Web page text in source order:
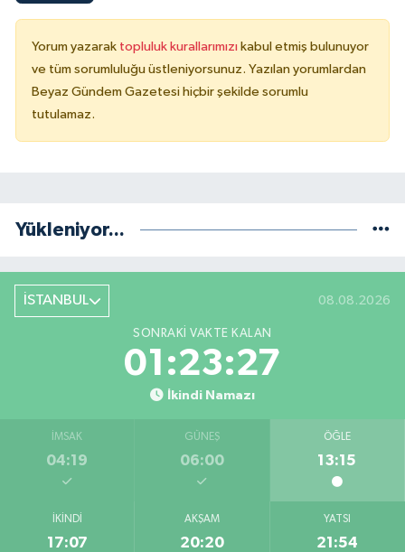
Yorum yazarak topluluk kurallarımızı kabul etmiş bulunuyor
ve tüm sorumluluğu üstleniyorsunuz. Yazılan yorumlardan
Beyaz Gündem Gazetesi hiçbir şekilde sorumlu
tutulamaz.
Yükleniyor...
İSTANBUL 08.08.2026
SONRAKI VAKTE KALAN
01:23:27
İkindi Namazı
İMSAK
04:19
GÜNEŞ
06:00
ÖĞLE
13:15
İKINDI
17:07
AKŞAM
20:20
YATSI
21:54